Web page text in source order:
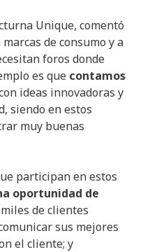
Unique, comentó
de consumo y a
foros donde
es que contamos
ideas innovadoras y
siendo en estos
muy buenas
participan en estos
oportunidad de
de clientes
sus mejores
el cliente; y